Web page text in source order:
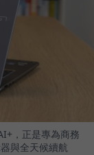
，正是專為商務
與全天候續航